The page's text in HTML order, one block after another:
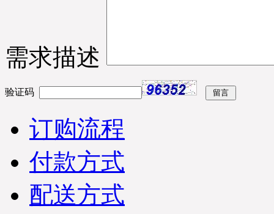
需求描述
验证码
订购流程
付款方式
配送方式